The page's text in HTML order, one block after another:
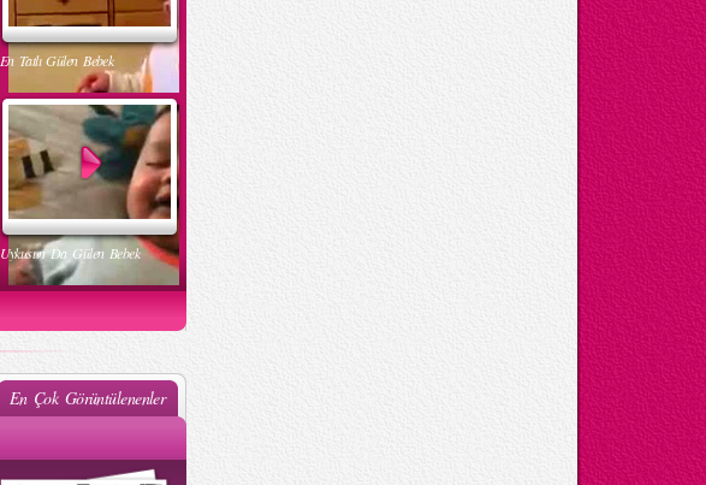
En Tatlı Gülen Bebek
Uykusun Da Gülen Bebek
En Çok Görüntülenenler